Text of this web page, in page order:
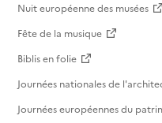
Nuit européenne des musées
Fête de la musique
Biblis en folie
Journées nationales de
Journées européennes du